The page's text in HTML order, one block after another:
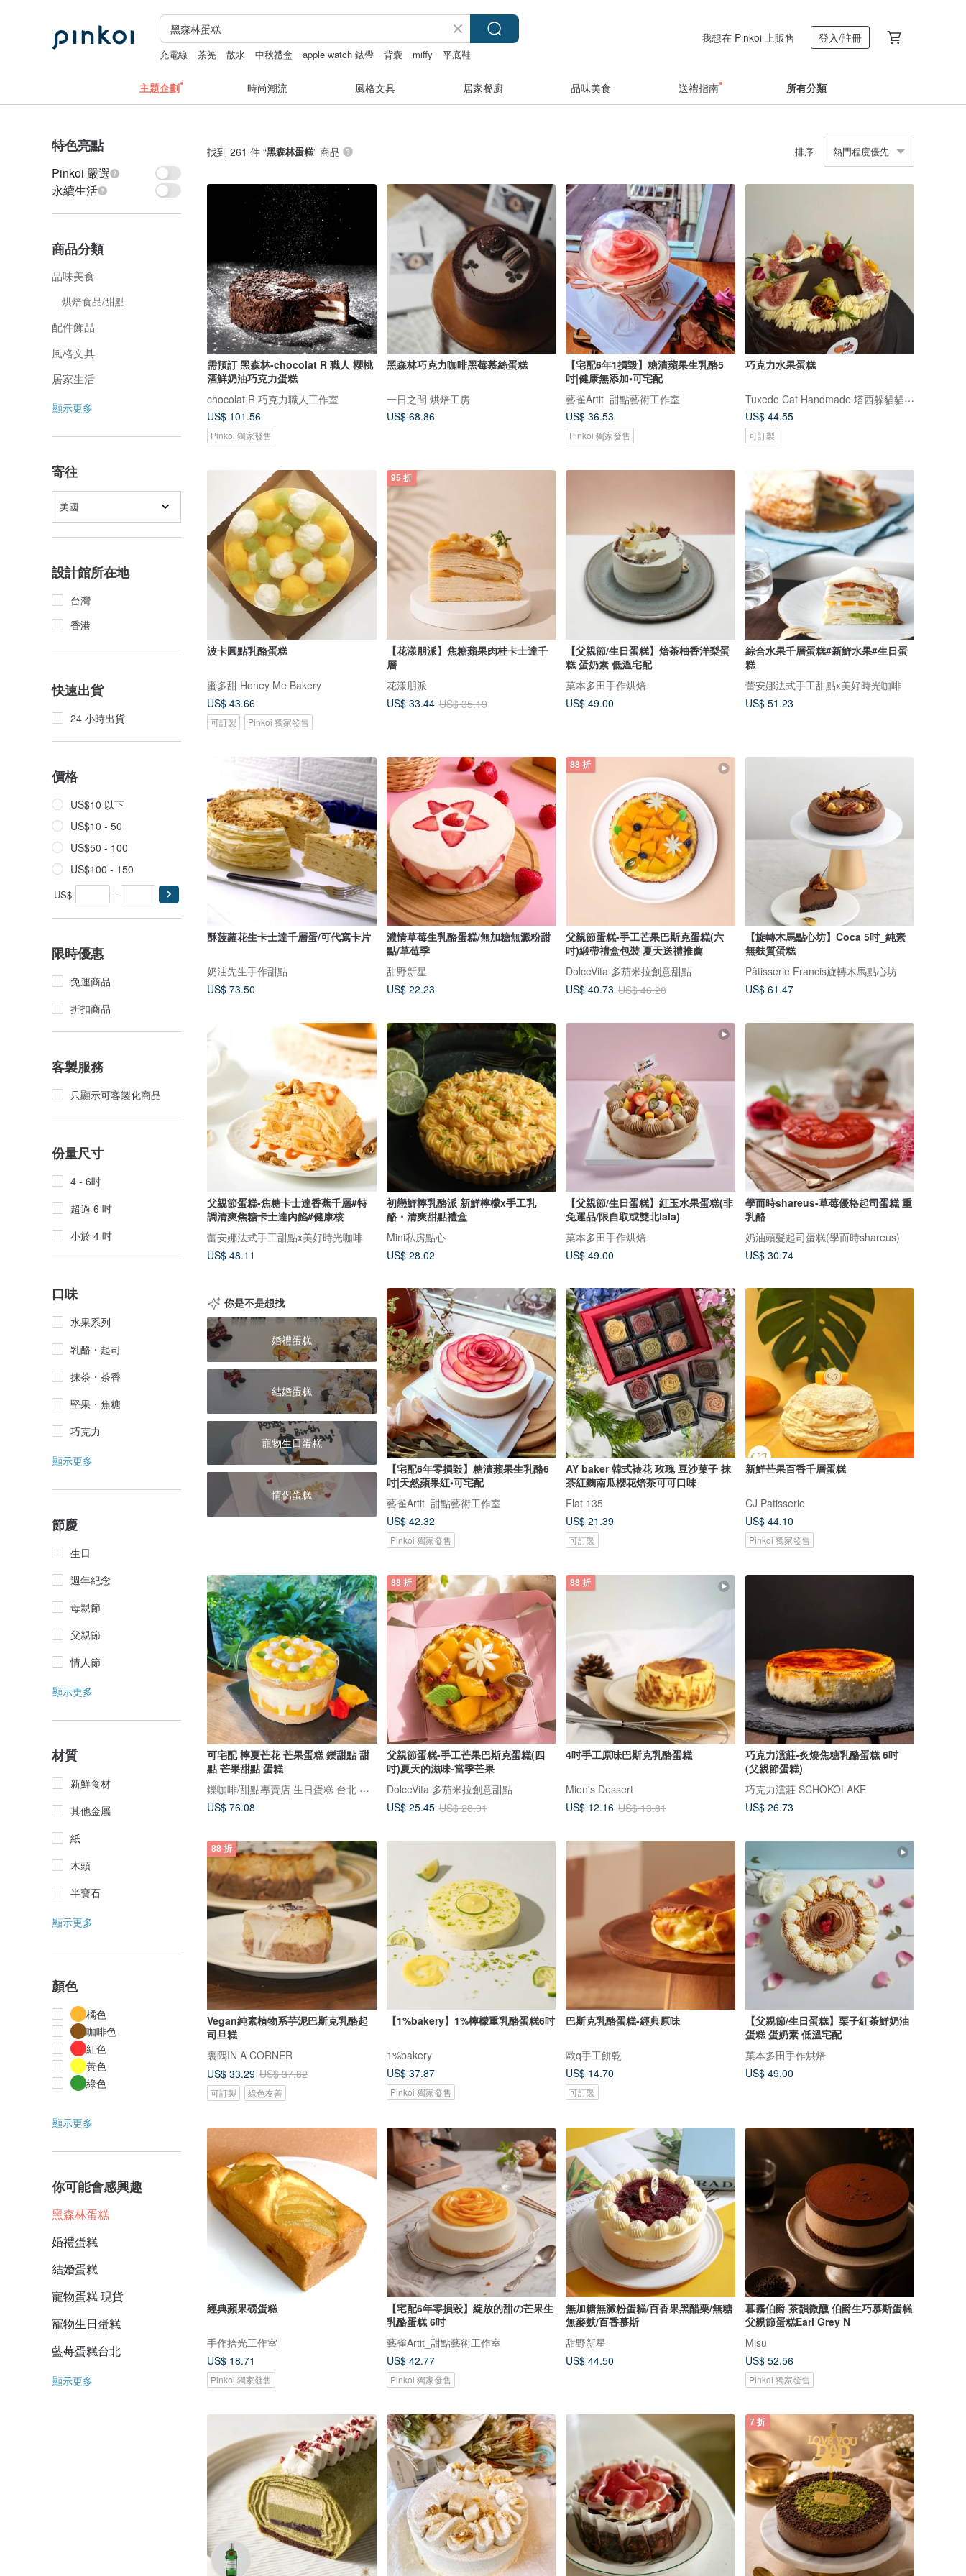
充電線 茶筅 散水 中秋禮盒 apple watch 錶帶 背囊 miffy 平底鞋
我想在 Pinkoi 上販售 登入/註冊
主題企劃 時尚潮流 風格文具 居家餐廚 品味美食 送禮指南 所有分類
特色亮點
Pinkoi 嚴選
永續生活
商品分類
品味美食
烘焙食品/甜點
配件飾品
風格文具
居家生活
顯示更多
寄往
美國
設計館所在地
台灣
香港
快速出貨
24 小時出貨
價格
US$10 以下
US$10 - 50
US$50 - 100
US$100 - 150
US$ -
限時優惠
免運商品
折扣商品
客製服務
只顯示可客製化商品
份量尺寸
4 - 6吋
超過 6 吋
小於 4 吋
口味
水果系列
乳酪・起司
抹茶・茶香
堅果・焦糖
巧克力
顯示更多
節慶
生日
週年紀念
母親節
父親節
情人節
顯示更多
材質
新鮮食材
其他金屬
紙
木頭
半寶石
顯示更多
顏色
橘色
咖啡色
紅色
黃色
綠色
顯示更多
你可能會感興趣
黑森林蛋糕
婚禮蛋糕
結婚蛋糕
寵物蛋糕 現貨
寵物生日蛋糕
藍莓蛋糕台北
顯示更多
找到 261 件 “黑森林蛋糕” 商品 排序 熱門程度優先
需預訂 黑森林-chocolat R 職人 櫻桃
酒鮮奶油巧克力蛋糕
chocolat R 巧克力職人工作室
US$ 101.56
Pinkoi 獨家發售
黑森林巧克力咖啡黑莓慕絲蛋糕
一日之間 烘焙工房
US$ 68.86
【宅配6年1損毀】糖漬蘋果生乳酪5
吋|健康無添加•可宅配
藝雀Artit_甜點藝術工作室
US$ 36.53
Pinkoi 獨家發售
巧克力水果蛋糕
Tuxedo Cat Handmade 塔西躲貓貓工作室
US$ 44.55
可訂製
波卡圓點乳酪蛋糕
蜜多甜 Honey Me Bakery
US$ 43.66
可訂製 Pinkoi 獨家發售
95 折
【花漾朋派】焦糖蘋果肉桂卡士達千
層
花漾朋派
US$ 33.44 US$ 35.19
【父親節/生日蛋糕】焙茶柚香洋梨蛋
糕 蛋奶素 低溫宅配
菓本多田手作烘焙
US$ 49.00
綜合水果千層蛋糕#新鮮水果#生日蛋
糕
蕾安娜法式手工甜點x美好時光咖啡
US$ 51.23
酥菠蘿花生卡士達千層蛋/可代寫卡片
奶油先生手作甜點
US$ 73.50
濃情草莓生乳酪蛋糕/無加糖無澱粉甜
點/草莓季
甜野新星
US$ 22.23
88 折
父親節蛋糕-手工芒果巴斯克蛋糕(六
吋)緞帶禮盒包裝 夏天送禮推薦
DolceVita 多茄米拉創意甜點
US$ 40.73 US$ 46.28
【旋轉木馬點心坊】Coca 5吋_純素
無麩質蛋糕
Pâtisserie Francis旋轉木馬點心坊
US$ 61.47
父親節蛋糕-焦糖卡士達香蕉千層#特
調清爽焦糖卡士達內餡#健康核
蕾安娜法式手工甜點x美好時光咖啡
US$ 48.11
初戀鮮檸乳酪派 新鮮檸檬x手工乳
酪・清爽甜點禮盒
Mini私房點心
US$ 28.02
【父親節/生日蛋糕】紅玉水果蛋糕(非
免運品/限自取或雙北lala)
菓本多田手作烘焙
US$ 49.00
學而時shareus-草莓優格起司蛋糕 重
乳酪
奶油頭髮起司蛋糕(學而時shareus)
US$ 30.74
你是不是想找
婚禮蛋糕
結婚蛋糕
寵物生日蛋糕
情侶蛋糕
【宅配6年零損毀】糖漬蘋果生乳酪6
吋|天然蘋果紅•可宅配
藝雀Artit_甜點藝術工作室
US$ 42.32
Pinkoi 獨家發售
AY baker 韓式裱花 玫瑰 豆沙菓子 抹
茶紅麴南瓜櫻花焙茶可可口味
Flat 135
US$ 21.39
可訂製
新鮮芒果百香千層蛋糕
CJ Patisserie
US$ 44.10
Pinkoi 獨家發售
可宅配 檸夏芒花 芒果蛋糕 鑠甜點 甜
點 芒果甜點 蛋糕
鑠咖啡/甜點專賣店 生日蛋糕 台北 中山/松山 咖啡課程教學 客製化蛋糕
US$ 76.08
88 折
父親節蛋糕-手工芒果巴斯克蛋糕(四
吋)夏天的滋味-當季芒果
DolceVita 多茄米拉創意甜點
US$ 25.45 US$ 28.91
88 折
4吋手工原味巴斯克乳酪蛋糕
Mien's Dessert
US$ 12.16 US$ 13.81
巧克力澐莊-炙燒焦糖乳酪蛋糕 6吋
(父親節蛋糕)
巧克力澐莊 SCHOKOLAKE
US$ 26.73
88 折
Vegan純素植物系芋泥巴斯克乳酪起
司旦糕
裏隅IN A CORNER
US$ 33.29 US$ 37.82
可訂製 綠色友善
【1%bakery】1%檸檬重乳酪蛋糕6吋
1%bakery
US$ 37.87
Pinkoi 獨家發售
巴斯克乳酪蛋糕-經典原味
歐q手工餅乾
US$ 14.70
可訂製
【父親節/生日蛋糕】栗子紅茶鮮奶油
蛋糕 蛋奶素 低溫宅配
菓本多田手作烘焙
US$ 49.00
經典蘋果磅蛋糕
手作拾光工作室
US$ 18.71
Pinkoi 獨家發售
【宅配6年零損毀】綻放的甜の芒果生
乳酪蛋糕 6吋
藝雀Artit_甜點藝術工作室
US$ 42.77
Pinkoi 獨家發售
無加糖無澱粉蛋糕/百香果黑醋栗/無糖
無麥麩/百香慕斯
甜野新星
US$ 44.50
暮霧伯爵 茶韻微醺 伯爵生巧慕斯蛋糕
父親節蛋糕Earl Grey N
Misu
US$ 52.56
Pinkoi 獨家發售
7 折